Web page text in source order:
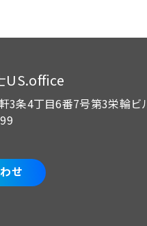
US.office
3条4丁目6番7号第3栄輪ビ
せ